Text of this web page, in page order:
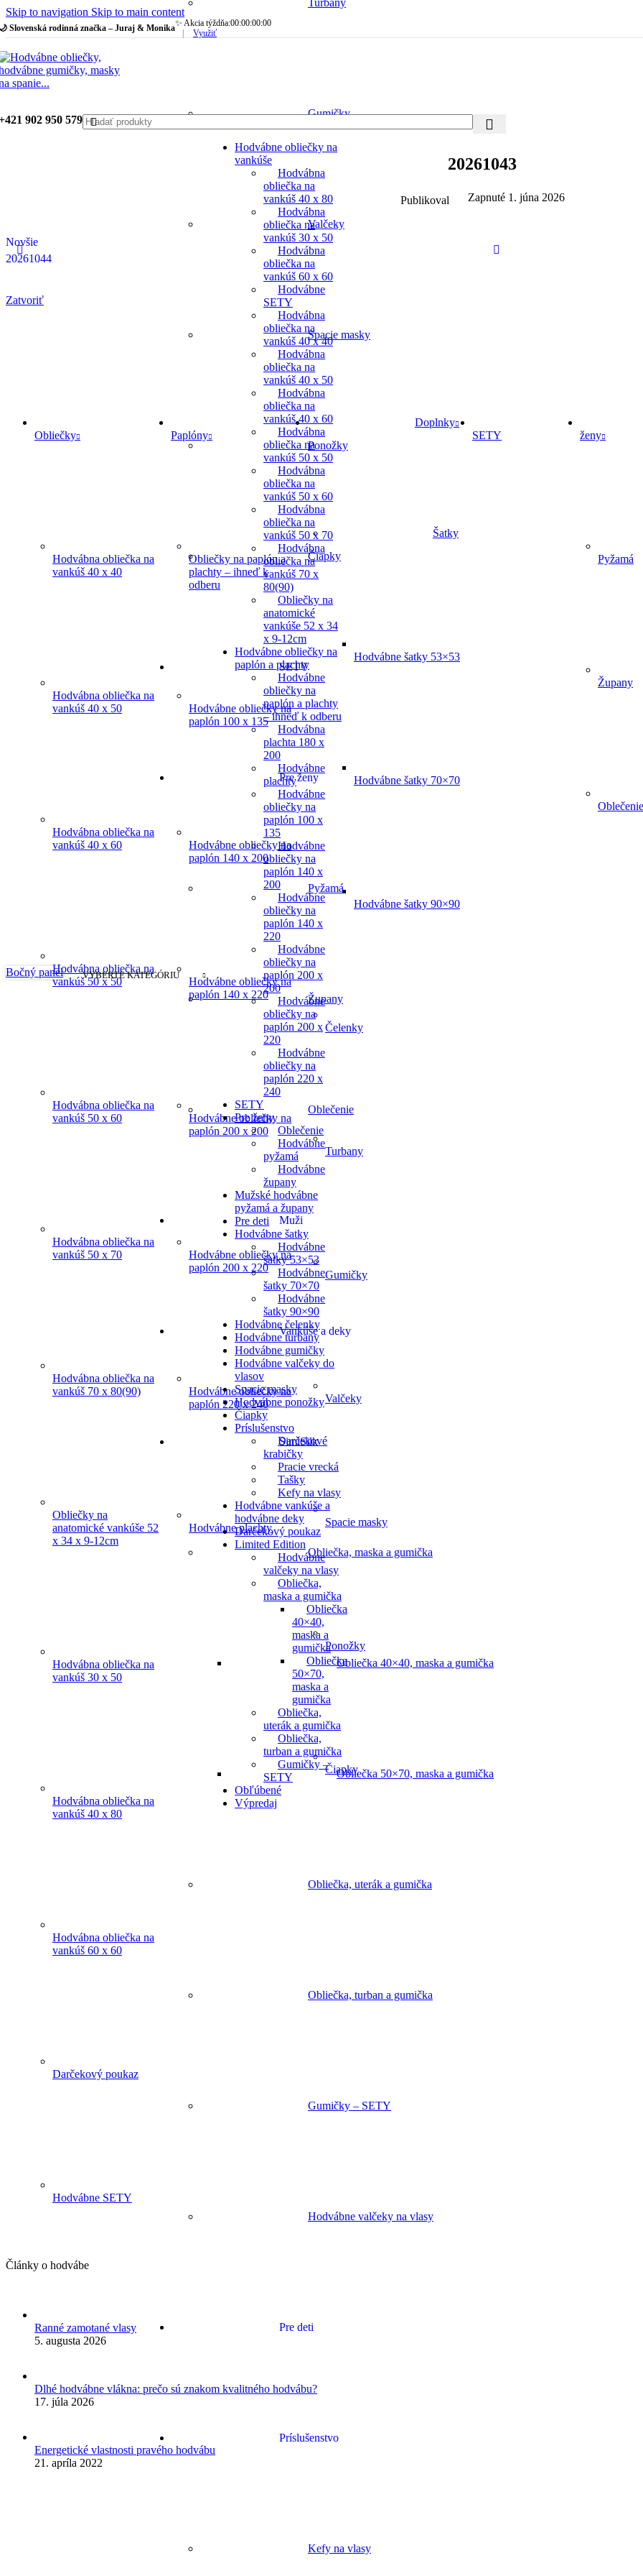
Skip to navigation Skip to main content
Slovenská rodinná značka – Juraj & Monika✨ Akcia týždňa:00:00:00:00
Využiť
Gumičky
Valčeky
Spacie masky
Ponožky
Čiapky
SETY
Pre ženy
Pyžamá
Župany
Oblečenie
Muži
Vankúše a deky
SimiSilk
Obliečka, maska a gumička
Obliečka 40×40, maska a gumička
Obliečka 50×70, maska a gumička
Obliečka, uterák a gumička
Obliečka, turban a gumička
Gumičky – SETY
Hodvábne valčeky na vlasy
Pre deti
Príslušenstvo
Kefy na vlasy
902 950 579
VYBERTE KATEGÓRIU
Hodvábne obliečky na
vankúše
Hodvábna
obliečka na
vankúš 40 x 80
Hodvábna
obliečka na
vankúš 30 x 50
Hodvábna
obliečka na
vankúš 60 x 60
Hodvábne
SETY
Hodvábna
obliečka na
vankúš 40 x 40
Hodvábna
obliečka na
vankúš 40 x 50
Hodvábna
obliečka na
vankúš 40 x 60
Hodvábna
obliečka na
vankúš 50 x 50
Hodvábna
obliečka na
vankúš 50 x 60
Hodvábna
obliečka na
vankúš 50 x 70
Hodvábna
obliečka na
vankúš 70 x
80(90)
Obliečky na
anatomické
vankúše 52 x 34
x 9-12cm
Hodvábne obliečky na
paplón a plachty
Hodvábne
obliečky na
paplón a plachty
– ihneď k odberu
Hodvábna
plachta 180 x
200
Hodvábne
plachty
Hodvábne
obliečky na
paplón 100 x
135
Hodvábne
obliečky na
paplón 140 x
200
Hodvábne
obliečky na
paplón 140 x
220
Hodvábne
obliečky na
paplón 200 x
200
Hodvábne
obliečky na
paplón 200 x
220
Hodvábne
obliečky na
paplón 220 x
240
SETY
Pre ženy
Oblečenie
Hodvábne
pyžamá
Hodvábne
župany
Mužské hodvábne
pyžamá a župany
Pre deti
Hodvábne šatky
Hodvábne
šatky 53×53
Hodvábne
šatky 70×70
Hodvábne
šatky 90×90
Hodvábne čelenky
Hodvábne turbany
Hodvábne gumičky
Hodvábne valčeky do
vlasov
Spacie masky
Hodvábne ponožky
Čiapky
Príslušenstvo
Darčekové
krabičky
Pracie vrecká
Tašky
Kefy na vlasy
Hodvábne vankúše a
hodvábne deky
Darčekový poukaz
Limited Edition
Hodvábne
valčeky na vlasy
Obliečka,
maska a gumička
Obliečka
40×40,
maska a
gumička
Obliečka
50×70,
maska a
gumička
Obliečka,
uterák a gumička
Obliečka,
turban a gumička
Gumičky –
SETY
Obľúbené
Výpredaj
20261043
Publikoval Zapnuté 1. júna 2026
Novšie
20261044
Zatvoriť
Obliečky
Hodvábna obliečka na
vankúš 40 x 40
Hodvábna obliečka na
vankúš 40 x 50
Hodvábna obliečka na
vankúš 40 x 60
Hodvábna obliečka na
vankúš 50 x 50
Hodvábna obliečka na
vankúš 50 x 60
Hodvábna obliečka na
vankúš 50 x 70
Hodvábna obliečka na
vankúš 70 x 80(90)
Obliečky na
anatomické vankúše 52
x 34 x 9-12cm
Hodvábna obliečka na
vankúš 30 x 50
Hodvábna obliečka na
vankúš 40 x 80
Hodvábna obliečka na
vankúš 60 x 60
Darčekový poukaz
Hodvábne SETY
Paplóny
Obliečky na paplón a
plachty – ihneď k
odberu
Hodvábne obliečky na
paplón 100 x 135
Hodvábne obliečky na
paplón 140 x 200
Hodvábne obliečky na
paplón 140 x 220
Hodvábne obliečky na
paplón 200 x 200
Hodvábne obliečky na
paplón 200 x 220
Hodvábne obliečky na
paplón 220 x 240
Hodvábne plachty
Doplnky
Šatky
Hodvábne šatky 53×53
Hodvábne šatky 70×70
Hodvábne šatky 90×90
Čelenky
Turbany
Gumičky
Valčeky
Spacie masky
Ponožky
Čiapky
SETY ženy
Pyžamá
Župany
Oblečenie
Články o hodvábe
Ranné zamotané vlasy
5. augusta 2026
Dlhé hodvábne vlákna: prečo sú znakom kvalitného hodvábu?
17. júla 2026
Energetické vlastnosti pravého hodvábu
21. apríla 2022
Bočný panel